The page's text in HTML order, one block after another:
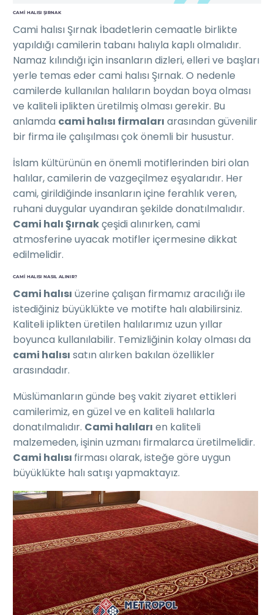
CAMI HALISI ŞIRNAK
Cami halısı Şırnak İbadetlerin cemaatle birlikte
yapıldığı camilerin tabanı halıyla kaplı olmalıdır.
Namaz kılındığı için insanların dizleri, elleri ve başları
yerle temas eder cami halısı Şırnak. O nedenle
camilerde kullanılan halıların boydan boya olması
ve kaliteli iplikten üretilmiş olması gerekir. Bu
anlamda cami halısı firmaları arasından güvenilir
bir firma ile çalışılması çok önemli bir husustur.
İslam kültürünün en önemli motiflerinden biri olan
halılar, camilerin de vazgeçilmez eşyalarıdır. Her
cami, girildiğinde insanların içine ferahlık veren,
ruhani duygular uyandıran şekilde donatılmalıdır.
Cami halı Şırnakçeşidi alınırken, cami
atmosferine uyacak motifler içermesine dikkat
edilmelidir.
CAMI HALISI NASIL ALINIR?
Cami halısı üzerine çalışan firmamız aracılığı ile
istediğiniz büyüklükte ve motifte halı alabilirsiniz.
Kaliteli iplikten üretilen halılarımız uzun yıllar
boyunca kullanılabilir. Temizliğinin kolay olması da
cami halısı satın alırken bakılan özellikler
arasındadır.
Müslümanların günde beş vakit ziyaret ettikleri
camilerimiz, en güzel ve en kaliteli halılarla
donatılmalıdır. Cami halıları en kaliteli
malzemeden, işinin uzmanı firmalarca üretilmelidir.
Cami halısı firması olarak, isteğe göre uygun
büyüklükte halı satışı yapmaktayız.